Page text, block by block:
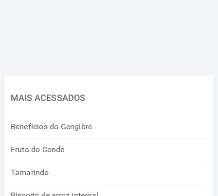
MAIS ACESSADOS
Benefícios do Gengibre
Fruta do Conde
Tamarindo